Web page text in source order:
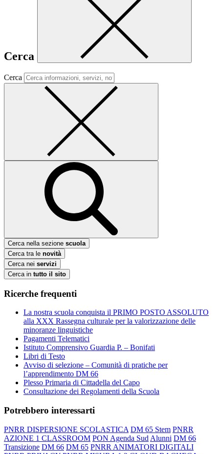
Cerca
Cerca
Cerca nella sezione scuola
Cerca tra le novità
Cerca nei servizi
Cerca in tutto il sito
Ricerche frequenti
La nostra scuola conquista il PRIMO POSTO ASSOLUTO
alla XXX Rassegna culturale per la valorizzazione delle
minoranze linguistiche
Pagamenti Telematici
Istituto Comprensivo Guardia P. – Bonifati
Libri di Testo
Avviso di selezione – Comunità di pratiche per
l’apprendimento DM 66
Plesso Primaria di Cittadella del Capo
Consultazione dei Regolamenti della Scuola
Potrebbero interessarti
PNRR DISPERSIONE SCOLASTICA DM 65 Stem PNRR
AZIONE 1 CLASSROOM PON Agenda Sud Alunni DM 66
Transizione DM 66 DM 65 PNRR ANIMATORI DIGITALI